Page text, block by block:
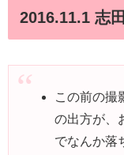
2016.11.1 志
この前の撮
の出方が、
でなんか落